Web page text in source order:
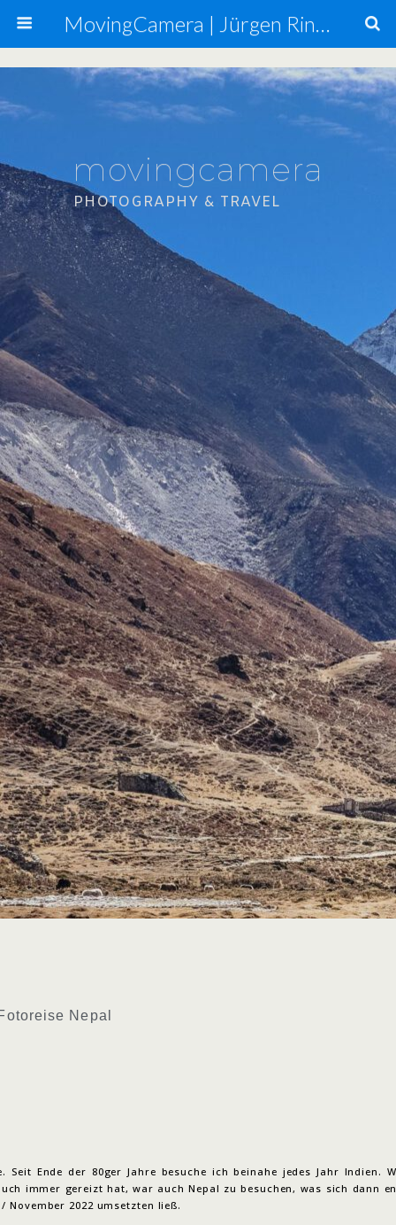
MovingCamera | Jürgen Ringmann, Mario Carta
movingcamera
PHOTOGRAPHY & TRAVEL
Nepal
Seit Ende der 80ger Jahre besuche ich beinahe jedes Jahr Indien.
immer gereizt hat, war auch Nepal zu besuchen, was sich dann
November 2022 umsetzten ließ.